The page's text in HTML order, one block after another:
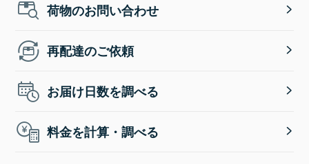
荷物のお問い合わせ
再配達のご依頼
お届け日数を調べる
料金を計算・調べる